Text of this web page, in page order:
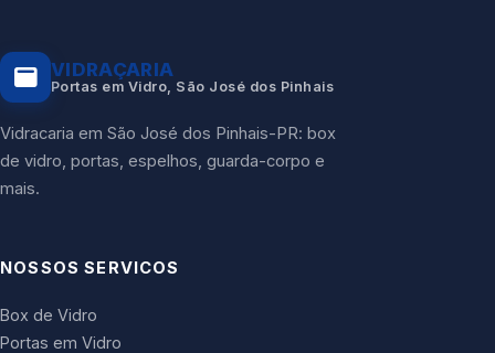
VIDRAÇARIA
Portas em Vidro, São José dos Pinhais
Vidracaria em São José dos Pinhais-PR: box
de vidro, portas, espelhos, guarda-corpo e
mais.
NOSSOS SERVICOS
Box de Vidro
Portas em Vidro